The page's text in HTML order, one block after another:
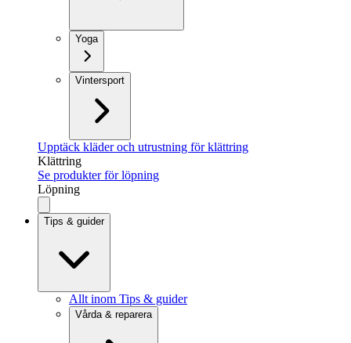
Yoga
Vintersport
Upptäck kläder och utrustning för klättring
Klättring
Se produkter för löpning
Löpning
Tips & guider
Allt inom Tips & guider
Vårda & reparera